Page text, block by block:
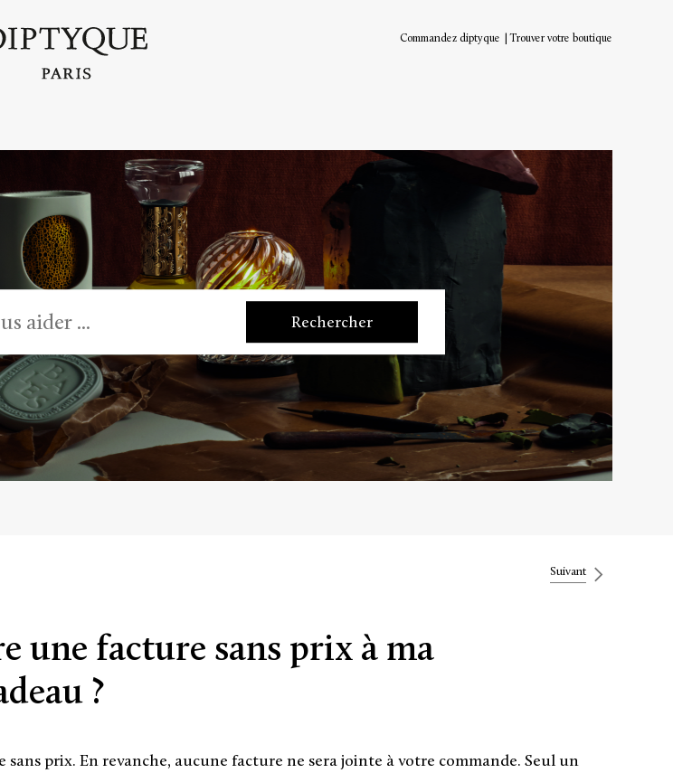
Commandez diptyque Trouver votre boutique
Suivant
une facture sans prix à ma
?
sans prix. En revanche, aucune facture ne sera jointe à votre commande. Seul un